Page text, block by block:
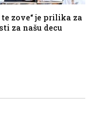
zove“ je prilika za
za našu decu